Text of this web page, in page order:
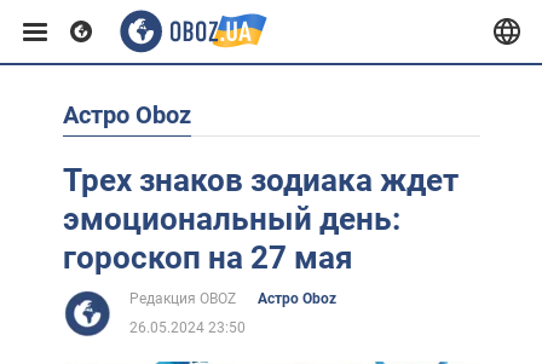
Европа
США
Астро Oboz
Трех знаков зодиака ждет
эмоциональный день:
гороскоп на 27 мая
Редакция OBOZ
Астро Oboz
26.05.2024 23:50